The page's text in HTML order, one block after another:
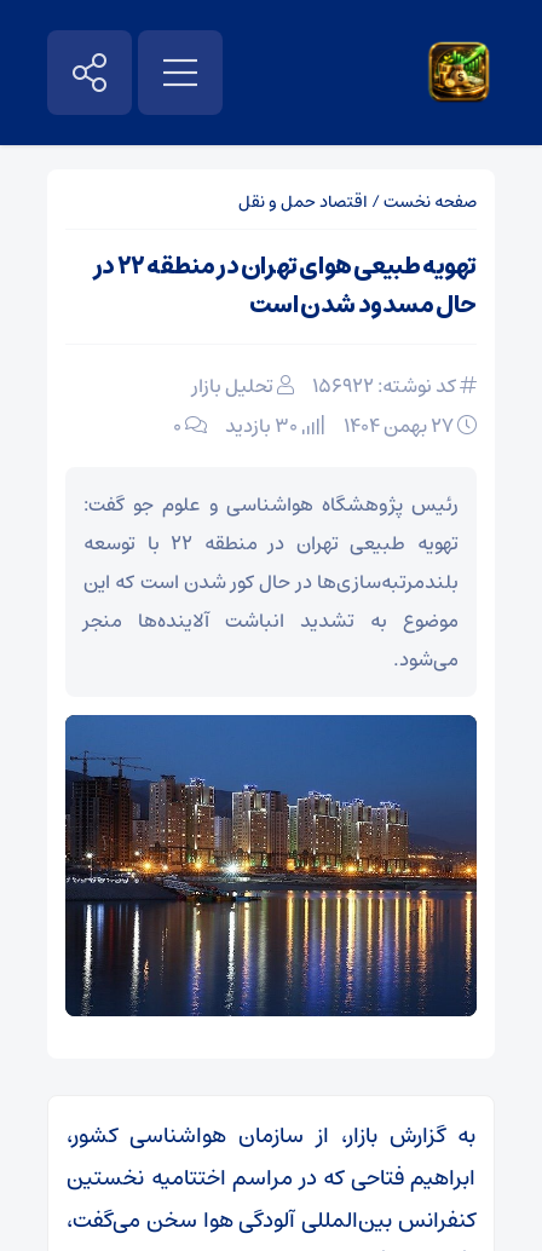
صفحه نخست/ اقتصاد حمل و نقل
تهویه طبیعی هوای تهران در منطقه ۲۲ در
حال مسدود شدن است
کد نوشته: 156922
تحلیل بازار
۰
رئیس پژوهشگاه هواشناسی و علوم جو گفت:
تهویه طبیعی تهران در منطقه ۲۲ با توسعه
بلندمرتبه‌سازی‌ها در حال کور شدن است که این
موضوع به تشدید انباشت آلاینده‌ها منجر
می‌شود.
به گزارش بازار، از سازمان هواشناسی کشور،
ابراهیم فتاحی که در مراسم اختتامیه نخستین
کنفرانس بین‌المللی آلودگی هوا سخن می‌گفت،